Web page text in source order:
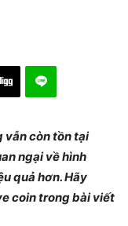
vẫn còn tồn tại
ngại về hình
quả hơn. Hãy
coin trong bài viết